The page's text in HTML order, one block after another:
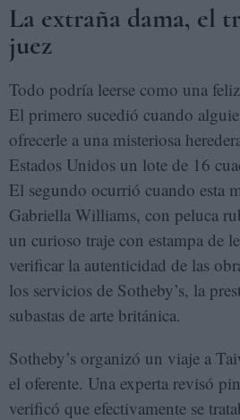
La extraña dama, el
juez
Todo podría leerse como una
El primero sucedió cuando
ofrecerle a una misteriosa
Estados Unidos un lote de 16
El segundo ocurrió cuando esta
Gabriella Williams, con peluca
un curioso traje con estampa de
verificar la autenticidad de las
los servicios de Sotheby’s, la
subastas de arte británica.
Sotheby’s organizó un viaje a
el oferente. Una experta revisó
verificó que efectivamente se